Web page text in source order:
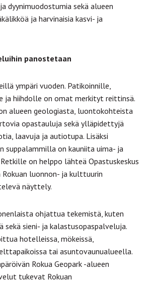
dyynimuodostumia sekä alueen
ja harvinaisia kasvi- ja
panostetaan
ympäri vuoden. Patikoinnille,
ja hiihdolle on omat merkityt reittinsä.
alueen geologiasta, luontokohteista
opastauluja sekä ylläpidettyjä
laavuja ja autiotupa. Lisäksi
suppalammilla on kauniita uima- ja
on helppo lähteä Opastuskeskus
Rokuan luonnon- ja kulttuurin
näyttely.
ohjattua tekemistä, kuten
sieni- ja kalastusopaspalveluja.
hotelleissa, mökeissä,
tai asuntovaunualueella.
Rokua Geopark -alueen
tukevat Rokuan